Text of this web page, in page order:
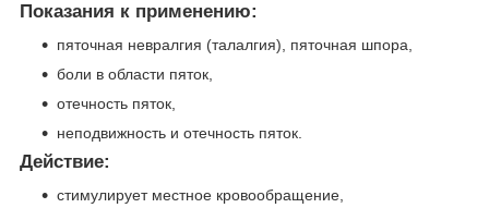
Показания к применению:
пяточная невралгия (талалгия), пяточная шпора,
боли в области пяток,
отечность пяток,
неподвижность и отечность пяток.
Действие:
стимулирует местное кровообращение,